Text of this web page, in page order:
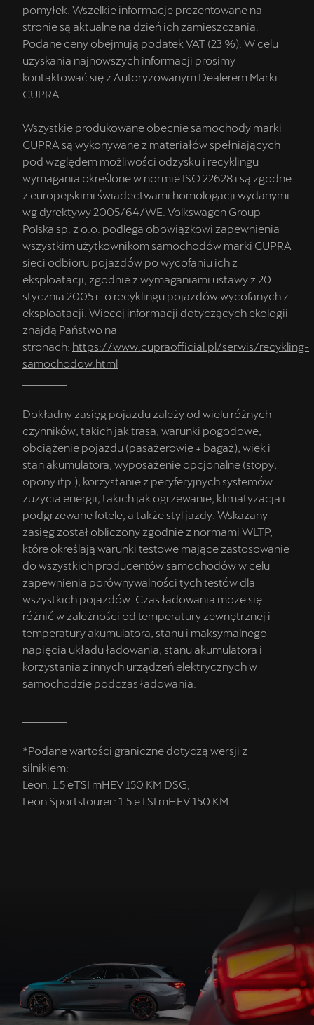
pomyłek. Wszelkie informacje prezentowane na
stronie są aktualne na dzień ich zamieszczania.
Podane ceny obejmują podatek VAT (23 %). W celu
uzyskania najnowszych informacji prosimy
kontaktować się z Autoryzowanym Dealerem Marki
CUPRA.
Wszystkie produkowane obecnie samochody marki
CUPRA są wykonywane z materiałów spełniających
pod względem możliwości odzysku i recyklingu
wymagania określone w normie ISO 22628 i są zgodne
z europejskimi świadectwami homologacji wydanymi
wg dyrektywy 2005/64/WE. Volkswagen Group
Polska sp. z o.o. podlega obowiązkowi zapewnienia
wszystkim użytkownikom samochodów marki CUPRA
sieci odbioru pojazdów po wycofaniu ich z
eksploatacji, zgodnie z wymaganiami ustawy z 20
stycznia 2005 r. o recyklingu pojazdów wycofanych z
eksploatacji. Więcej informacji dotyczących ekologii
znajdą Państwo na
stronach: https://www.cupraofficial.pl/serwis/recykling-
samochodow.html
Dokładny zasięg pojazdu zależy od wielu różnych
czynników, takich jak trasa, warunki pogodowe,
obciążenie pojazdu (pasażerowie + bagaż), wiek i
stan akumulatora, wyposażenie opcjonalne (stopy,
opony itp.), korzystanie z peryferyjnych systemów
zużycia energii, takich jak ogrzewanie, klimatyzacja i
podgrzewane fotele, a także styl jazdy. Wskazany
zasięg został obliczony zgodnie z normami WLTP,
które określają warunki testowe mające zastosowanie
do wszystkich producentów samochodów w celu
zapewnienia porównywalności tych testów dla
wszystkich pojazdów. Czas ładowania może się
różnić w zależności od temperatury zewnętrznej i
temperatury akumulatora, stanu i maksymalnego
napięcia układu ładowania, stanu akumulatora i
korzystania z innych urządzeń elektrycznych w
samochodzie podczas ładowania.
*Podane wartości graniczne dotyczą wersji z
silnikiem:
Leon: 1.5 eTSI mHEV 150 KM DSG,
Leon Sportstourer: 1.5 eTSI mHEV 150 KM.